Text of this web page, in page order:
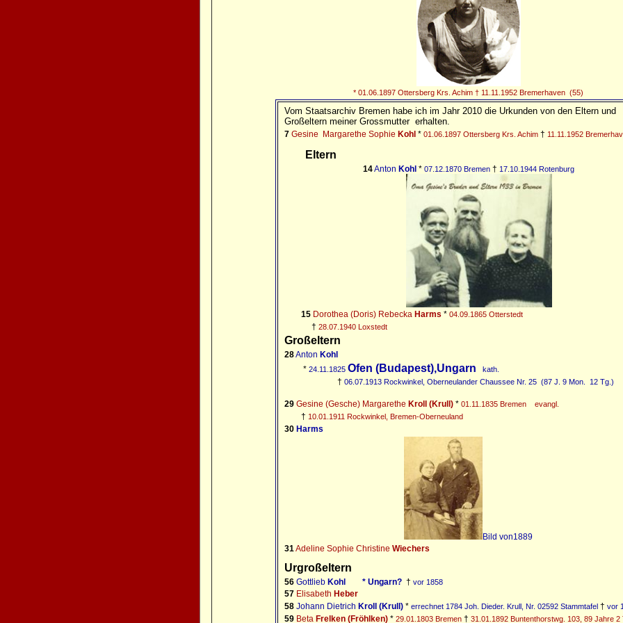
* 01.06.1897 Ottersberg Krs. Achim † 11.11.1952 Bremerhaven (55)
Vom Staatsarchiv Bremen habe ich im Jahr 2010 die Urkunden von den Eltern und
Großeltern meiner Grossmutter erhalten.
7 Gesine Margarethe Sophie Kohl * 01.06.1897 Ottersberg Krs. Achim † 11.11.1952
Eltern
14Anton Kohl * 07.12.1870 Bremen † 17.10.1944 Rotenburg
15 Dorothea (Doris) Rebecka Harms * 04.09.1865 Otterstedt
† 28.07.1940 Loxstedt
Großeltern
28Anton Kohl
* 24.11.1825 Ofen (Budapest),Ungarn kath.
†06.07.1913 Rockwinkel, Oberneulander Chaussee Nr. 25 (87 J. 9 Mon. 12 Tg.)
29 Gesine (Gesche) Margarethe Kroll (Krull) * 01.11.1835 Bremen evangl.
† 10.01.1911 Rockwinkel, Bremen-Oberneuland
30 Harms
Bild von1889
31Adeline Sophie Christine Wiechers
Urgroßeltern
56 Gottlieb Kohl * Ungarn? † vor 1858
57 Elisabeth Heber
58 Johann Dietrich Kroll (Krull) * errechnet 1784 Joh. Dieder. Krull, Nr. 02592 Stammtafel † vor
59 Beta Frelken (Fröhlken) * 29.01.1803 Bremen † 31.01.1892 Buntenthorstwg. 103, 89 Jahre 2